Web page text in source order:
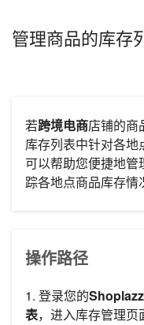
管理商品的库存
若跨境电商店铺的商
库存列表中针对各
可以帮助您便捷地管
踪各地点商品库存情
操作路径
1. 登录您的
表，进入库存管理页